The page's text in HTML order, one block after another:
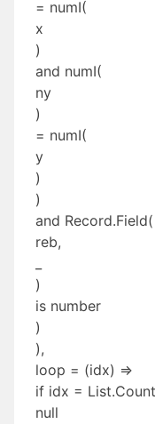
= numI(
x
)
and numI(
ny
)
= numI(
y
)
)
and Record.Field(
reb,
)
is number
)
),
loop = (idx) =>
if idx =
null